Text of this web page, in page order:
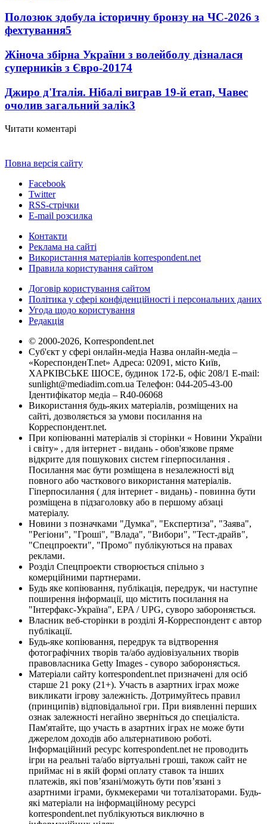
Полозюк здобула історичну бронзу на ЧС-2026 з
фехтування5
Жіноча збірна України з волейболу дізналася
суперників з Євро-20174
Джиро д'Італія. Нібалі виграв 19-й етап, Чавес
очолив загальний залік3
Читати коментарі
Повна версія сайту
Facebook
Twitter
RSS-стрічки
E-mail розсилка
Контакти
Реклама на сайті
Використання матеріалів korrespondent.net
Правила користування сайтом
Договір користування сайтом
Політика у сфері конфіденційності і персональних даних
Угода щодо користування
Редакція
© 2000-2026, Korrespondent.net
Суб'єкт у сфері онлайн-медіа Назва онлайн-медіа –
«КореспонденТ.net» Адреса: 02091, місто Київ,
ХАРКІВСЬКЕ ШОСЕ, будинок 172-Б, офіс 208/1 E-mail:
sunlight@mediadim.com.ua Телефон: 044-205-43-00
Ідентифікатор медіа – R40-06068
Використання будь-яких матеріалів, розміщених на
сайті, дозволяється за умови посилання на
Корреспондент.net.
При копіюванні матеріалів зі сторінки « Новини України
і світу» , для інтернет - видань - обов'язкове пряме
відкрите для пошукових систем гіперпосилання .
Посилання має бути розміщена в незалежності від
повного або часткового використання матеріалів.
Гіперпосилання ( для інтернет - видань) - повинна бути
розміщена в підзаголовку або в першому абзаці
матеріалу.
Новини з позначками "Думка", "Експертиза", "Заява",
"Регіони", "Гроші", "Влада", "Вибори", "Тест-драйв",
"Спецпроекти", "Промо" публікуються на правах
реклами.
Розділ Спецпроекти створюється спільно з
комерційними партнерами.
Будь яке копіювання, публікація, передрук, чи наступне
поширення інформації, що містить посилання на
"Інтерфакс-Україна", EPA / UPG, суворо забороняється.
Власник веб-сторінки в розділі Я-Корреспондент є автор
публікації.
Будь-яке копіювання, передрук та відтворення
фотографічних творів та/або аудіовізуальних творів
правовласника Getty Images - суворо забороняється.
Матеріали сайту korrespondent.net призначені для осіб
старше 21 року (21+). Участь в азартних іграх може
викликати ігрову залежність. Дотримуйтесь правил
(принципів) відповідальної гри. При виявленні перших
ознак залежності негайно зверніться до спеціаліста.
Пам'ятайте, що участь в азартних іграх не може бути
джерелом доходів або альтернативою роботі.
Інформаційний ресурс korrespondent.net не проводить
ігри на реальні та/або віртуальні гроші, також сайт не
приймає ні в якій формі оплату ставок та інших
платежів, які пов’язані/можуть бути пов’язані з
азартними іграми, букмекерами чи тоталізаторами. Будь-
які матеріали на інформаційному ресурсі
korrespondent.net публікуються виключно в